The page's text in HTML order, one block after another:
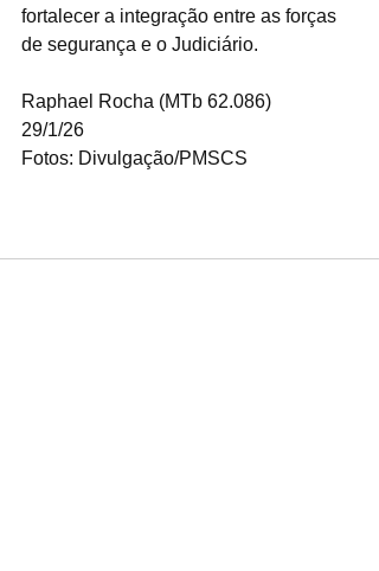
fortalecer a integração entre as forças
de segurança e o Judiciário.
Raphael Rocha (MTb 62.086)
29/1/26
Fotos: Divulgação/PMSCS